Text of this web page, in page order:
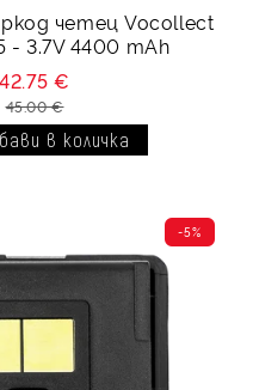
четец Vocollect
- 3.7V 4400 mAh
42.75 €
45.00 €
-5%